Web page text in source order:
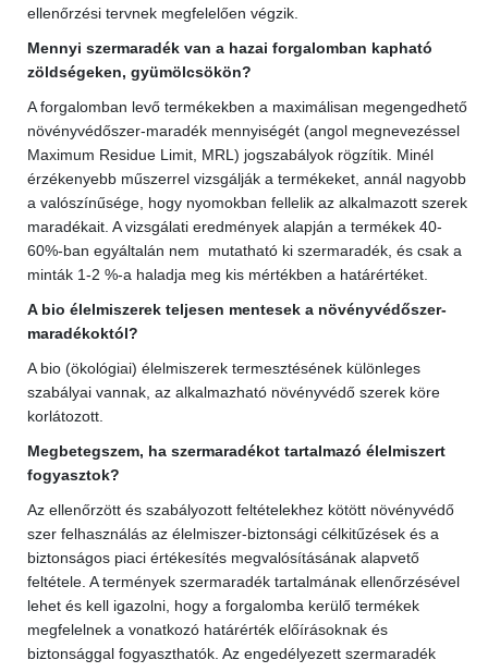
ellenőrzési tervnek megfelelően végzik.
Mennyi szermaradék van a hazai forgalomban kapható
zöldségeken, gyümölcsökön?
A forgalomban levő termékekben a maximálisan megengedhető
növényvédőszer-maradék mennyiségét (angol megnevezéssel
Maximum Residue Limit, MRL) jogszabályok rögzítik. Minél
érzékenyebb műszerrel vizsgálják a termékeket, annál nagyobb
a valószínűsége, hogy nyomokban fellelik az alkalmazott szerek
maradékait. A vizsgálati eredmények alapján a termékek 40-
60%-ban egyáltalán nem mutatható ki szermaradék, és csak a
minták 1-2 %-a haladja meg kis mértékben a határértéket.
A bio élelmiszerek teljesen mentesek a növényvédőszer-
maradékoktól?
A bio (ökológiai) élelmiszerek termesztésének különleges
szabályai vannak, az alkalmazható növényvédő szerek köre
korlátozott.
Megbetegszem, ha szermaradékot tartalmazó élelmiszert
fogyasztok?
Az ellenőrzött és szabályozott feltételekhez kötött növényvédő
szer felhasználás az élelmiszer-biztonsági célkitűzések és a
biztonságos piaci értékesítés megvalósításának alapvető
feltétele. A termények szermaradék tartalmának ellenőrzésével
lehet és kell igazolni, hogy a forgalomba kerülő termékek
megfelelnek a vonatkozó határérték előírásoknak és
biztonsággal fogyaszthatók. Az engedélyezett szermaradék